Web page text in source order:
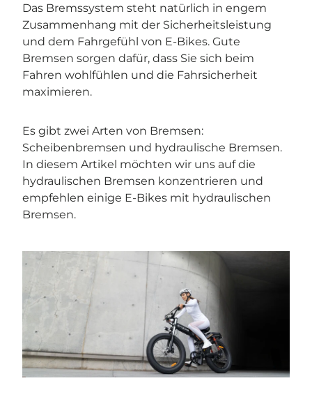
Das Bremssystem steht natürlich in engem
Zusammenhang mit der Sicherheitsleistung
und dem Fahrgefühl von E-Bikes. Gute
Bremsen sorgen dafür, dass Sie sich beim
Fahren wohlfühlen und die Fahrsicherheit
maximieren.
Es gibt zwei Arten von Bremsen:
Scheibenbremsen und hydraulische Bremsen.
In diesem Artikel möchten wir uns auf die
hydraulischen Bremsen konzentrieren und
empfehlen einige E-Bikes mit hydraulischen
Bremsen.